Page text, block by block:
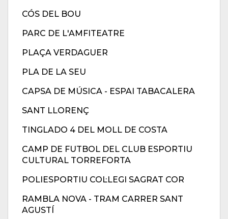
CÓS DEL BOU
PARC DE L'AMFITEATRE
PLAÇA VERDAGUER
PLA DE LA SEU
CAPSA DE MÚSICA - ESPAI TABACALERA
SANT LLORENÇ
TINGLADO 4 DEL MOLL DE COSTA
CAMP DE FUTBOL DEL CLUB ESPORTIU
CULTURAL TORREFORTA
POLIESPORTIU COL·LEGI SAGRAT COR
RAMBLA NOVA - TRAM CARRER SANT
AGUSTÍ